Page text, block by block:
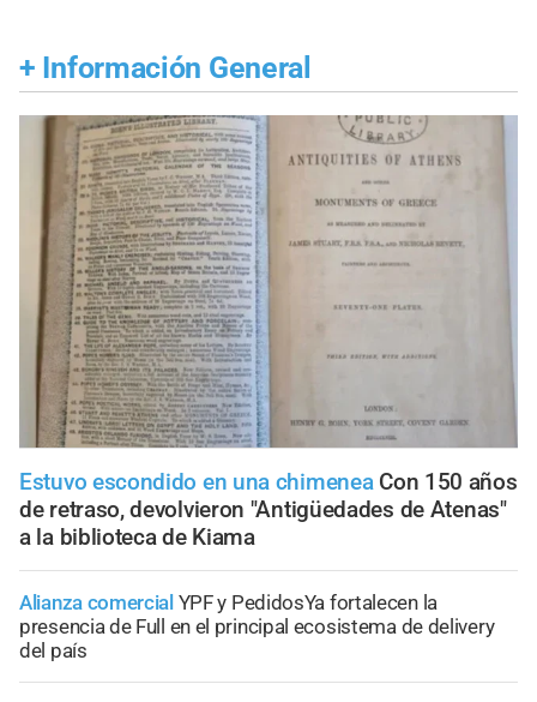
+ Información General
Estuvo escondido en una chimenea Con 150 años
de retraso, devolvieron "Antigüedades de Atenas"
a la biblioteca de Kiama
Alianza comercial YPF y PedidosYa fortalecen la
presencia de Full en el principal ecosistema de delivery
del país